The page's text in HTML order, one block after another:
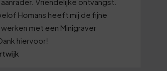
Vriendelijke ontvangst.
Homans heeft mij de fijne
met een Minigraver
hiervoor!